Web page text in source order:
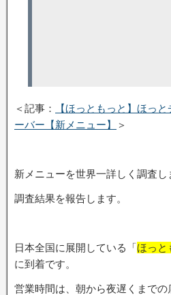
＜記事：
【ほっともっと】ほっ
ーバー【新メニュー】
＞
新メニューを世界一詳しく調査し
調査結果を報告します。
日本全国に展開している「ほっと
に到着です。
営業時間は、朝から夜遅くまでの